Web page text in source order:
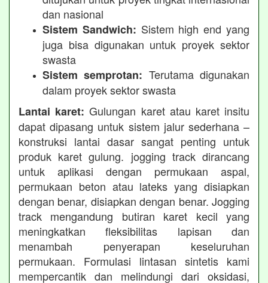
dan nasional
Sistem Sandwich: Sistem high end yang
juga bisa digunakan untuk proyek sektor
swasta
Sistem semprotan: Terutama digunakan
dalam proyek sektor swasta
Lantai karet: Gulungan karet atau karet insitu
dapat dipasang untuk sistem jalur sederhana –
konstruksi lantai dasar sangat penting untuk
produk karet gulung. jogging track dirancang
untuk aplikasi dengan permukaan aspal,
permukaan beton atau lateks yang disiapkan
dengan benar, disiapkan dengan benar. Jogging
track mengandung butiran karet kecil yang
meningkatkan fleksibilitas lapisan dan
menambah penyerapan keseluruhan
permukaan. Formulasi lintasan sintetis kami
mempercantik dan melindungi dari oksidasi,